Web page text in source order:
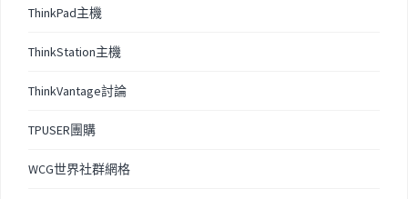
ThinkPad主機
ThinkStation主機
ThinkVantage討論
TPUSER團購
WCG世界社群網格